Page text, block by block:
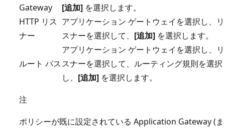
Gateway
[追加] を選択します。
HTTP リス
ナー
アプリケーション ゲートウェイを選択し、リ
スナーを選択して、 [追加] を選択します。
ルート パス
アプリケーション ゲートウェイを選択し、リ
スナーを選択して、ルーティング規則を選択
し、 [追加] を選択します。
注
ポリシーが既に設定されている Application Gateway (ま